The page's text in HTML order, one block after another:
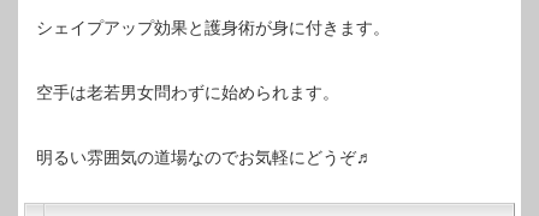
シェイプアップ効果と護身術が身に付きます。
空手は老若男女問わずに始められます。
明るい雰囲気の道場なのでお気軽にどうぞ♬